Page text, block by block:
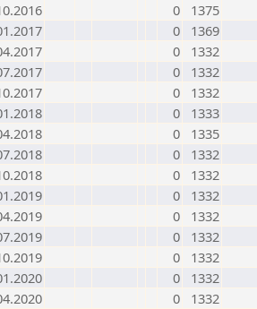
0
1375
0
1369
0
1332
0
1332
0
1332
0
1333
0
1335
0
1332
0
1332
0
1332
0
1332
0
1332
0
1332
0
1332
0
1332